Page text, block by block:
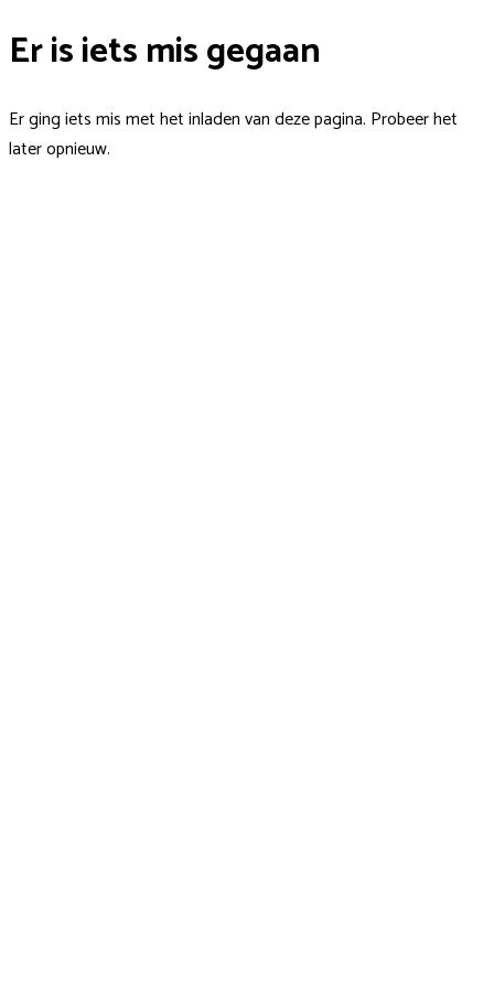
Er is iets mis gegaan
Er ging iets mis met het inladen van deze pagina. Probeer het
later opnieuw.